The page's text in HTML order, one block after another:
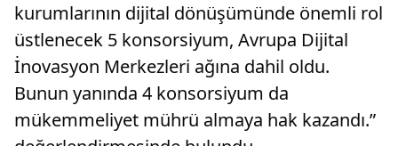
kurumlarının dijital dönüşümünde önemli rol
üstlenecek 5 konsorsiyum, Avrupa Dijital
İnovasyon Merkezleri ağına dahil oldu.
Bunun yanında 4 konsorsiyum da
mükemmeliyet mührü almaya hak kazandı.”